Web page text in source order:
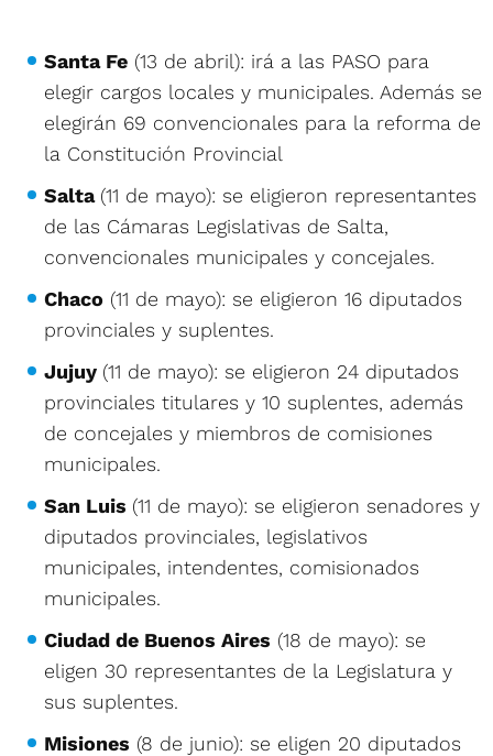
Santa Fe (13 de abril): irá a las PASO para
elegir cargos locales y municipales. Además se
elegirán 69 convencionales para la reforma de
la Constitución Provincial
Salta (11 de mayo): se eligieron representantes
de las Cámaras Legislativas de Salta,
convencionales municipales y concejales.
Chaco (11 de mayo): se eligieron 16 diputados
provinciales y suplentes.
Jujuy (11 de mayo): se eligieron 24 diputados
provinciales titulares y 10 suplentes, además
de concejales y miembros de comisiones
municipales.
San Luis (11 de mayo): se eligieron senadores y
diputados provinciales, legislativos
municipales, intendentes, comisionados
municipales.
Ciudad de Buenos Aires (18 de mayo): se
eligen 30 representantes de la Legislatura y
sus suplentes.
Misiones (8 de junio): se eligen 20 diputados